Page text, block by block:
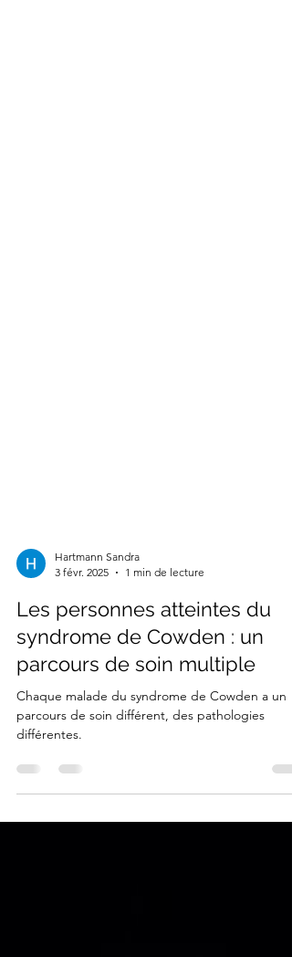
Hartmann Sandra
3 févr. 2025
1 min de lecture
Les personnes atteintes du
syndrome de Cowden : un
parcours de soin multiple
parcours de soin différent, des pathologies
différentes.